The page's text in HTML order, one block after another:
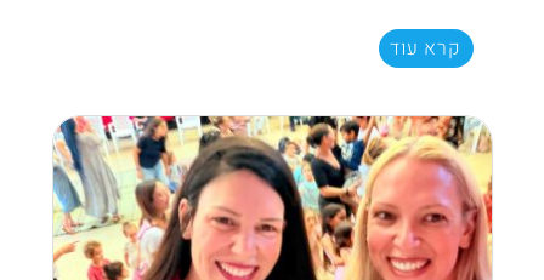
קרא עוד